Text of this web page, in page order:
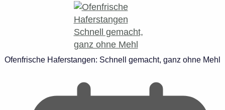
Ofenfrische Haferstangen: Schnell gemacht, ganz ohne Mehl